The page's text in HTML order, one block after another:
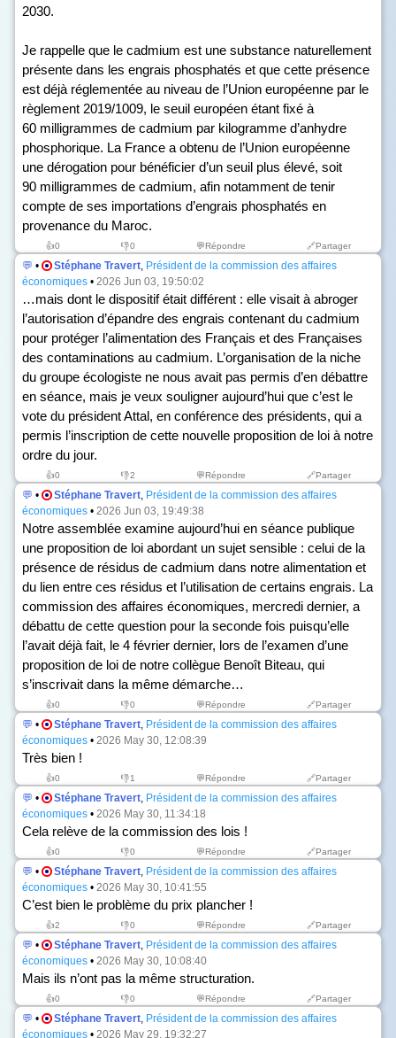
2030.
Je rappelle que le cadmium est une substance naturellement
présente dans les engrais phosphatés et que cette présence
est déjà réglementée au niveau de l’Union européenne par le
règlement 2019/1009, le seuil européen étant fixé à
60 milligrammes de cadmium par kilogramme d’anhydre
phosphorique. La France a obtenu de l’Union européenne
une dérogation pour bénéficier d’un seuil plus élevé, soit
90 milligrammes de cadmium, afin notamment de tenir
compte de ses importations d’engrais phosphatés en
provenance du Maroc.
👍0 👎0 💬Répondre 🔗Partager
💬 • Stéphane Travert, Président de la commission des affaires
économiques • 2026 Jun 03, 19:50:02
…mais dont le dispositif était différent : elle visait à abroger
l’autorisation d’épandre des engrais contenant du cadmium
pour protéger l’alimentation des Français et des Françaises
des contaminations au cadmium. L’organisation de la niche
du groupe écologiste ne nous avait pas permis d’en débattre
en séance, mais je veux souligner aujourd’hui que c’est le
vote du président Attal, en conférence des présidents, qui a
permis l’inscription de cette nouvelle proposition de loi à notre
ordre du jour.
👍0 👎2 💬Répondre 🔗Partager
💬 • Stéphane Travert, Président de la commission des affaires
économiques • 2026 Jun 03, 19:49:38
Notre assemblée examine aujourd’hui en séance publique
une proposition de loi abordant un sujet sensible : celui de la
présence de résidus de cadmium dans notre alimentation et
du lien entre ces résidus et l’utilisation de certains engrais. La
commission des affaires économiques, mercredi dernier, a
débattu de cette question pour la seconde fois puisqu’elle
l’avait déjà fait, le 4 février dernier, lors de l’examen d’une
proposition de loi de notre collègue Benoît Biteau, qui
s’inscrivait dans la même démarche…
👍0 👎0 💬Répondre 🔗Partager
💬 • Stéphane Travert, Président de la commission des affaires
économiques • 2026 May 30, 12:08:39
Très bien !
👍0 👎1 💬Répondre 🔗Partager
💬 • Stéphane Travert, Président de la commission des affaires
économiques • 2026 May 30, 11:34:18
Cela relève de la commission des lois !
👍0 👎0 💬Répondre 🔗Partager
💬 • Stéphane Travert, Président de la commission des affaires
économiques • 2026 May 30, 10:41:55
C’est bien le problème du prix plancher !
👍2 👎0 💬Répondre 🔗Partager
💬 • Stéphane Travert, Président de la commission des affaires
économiques • 2026 May 30, 10:08:40
Mais ils n’ont pas la même structuration.
👍0 👎0 💬Répondre 🔗Partager
💬 • Stéphane Travert, Président de la commission des affaires
économiques • 2026 May 29, 19:32:27